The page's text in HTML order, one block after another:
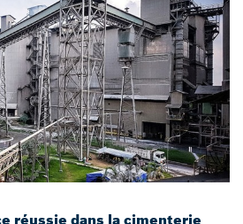
réussie dans la cimenterie